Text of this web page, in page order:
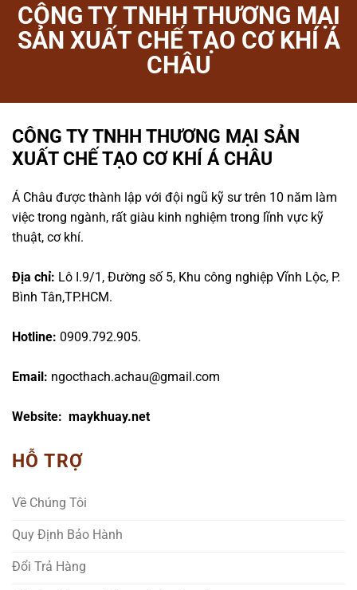
CÔNG TY TNHH THƯƠNG MẠI
SẢN XUẤT CHẾ TẠO CƠ KHÍ Á
CHÂU
CÔNG TY TNHH THƯƠNG MẠI SẢN
XUẤT CHẾ TẠO CƠ KHÍ Á CHÂU
Á Châu được thành lập với đội ngũ kỹ sư trên 10 năm làm
việc trong ngành, rất giàu kinh nghiệm trong lĩnh vực kỹ
thuật, cơ khí.
Địa chỉ: Lô I.9/1, Đường số 5, Khu công nghiệp Vĩnh Lộc, P.
Bình Tân,TP.HCM.
Hotline: 0909.792.905.
Email: ngocthach.achau@gmail.com
Website: maykhuay.net
HỖ TRỢ
Về Chúng Tôi
Quy Định Bảo Hành
Đổi Trả Hàng